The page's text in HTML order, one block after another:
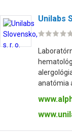
Unilabs
anatómia